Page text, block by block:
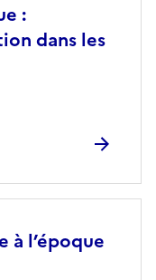
:
dans les
à l’époque